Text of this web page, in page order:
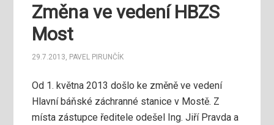
Změna ve vedení HBZS
Most
29.7.2013, PAVEL PIRUNČÍK
Od 1. května 2013 došlo ke změně ve vedení
Hlavní báňské záchranné stanice v Mostě. Z
místa zástupce ředitele odešel Ing. Jiří Pravda a